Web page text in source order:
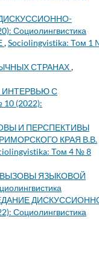
Социолингвистика
,Sociolingvistika: Том 1
СТРАНАХ,
ИНТЕРВЬЮ С
(2022):
И ПЕРСПЕКТИВЫ
КРАЯ В.В.
Том 4 № 8
ЯЗЫКОВОЙ
Социолингвистика